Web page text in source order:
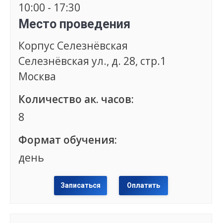
10:00 - 17:30
Место проведения
Корпус Селезнёвская
Селезнёвская ул., д. 28, стр.1
Москва
Количество ак. часов:
8
Формат обучения:
день
Записаться Оплатить